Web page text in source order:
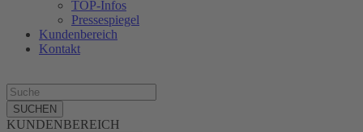
TOP-Infos
Pressespiegel
Kundenbereich
Kontakt
SUCHEN
KUNDENBEREICH